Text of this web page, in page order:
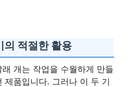
의 적절한 활용
개는 작업을 수월하게 만들
제품입니다. 그러나 이 두 기